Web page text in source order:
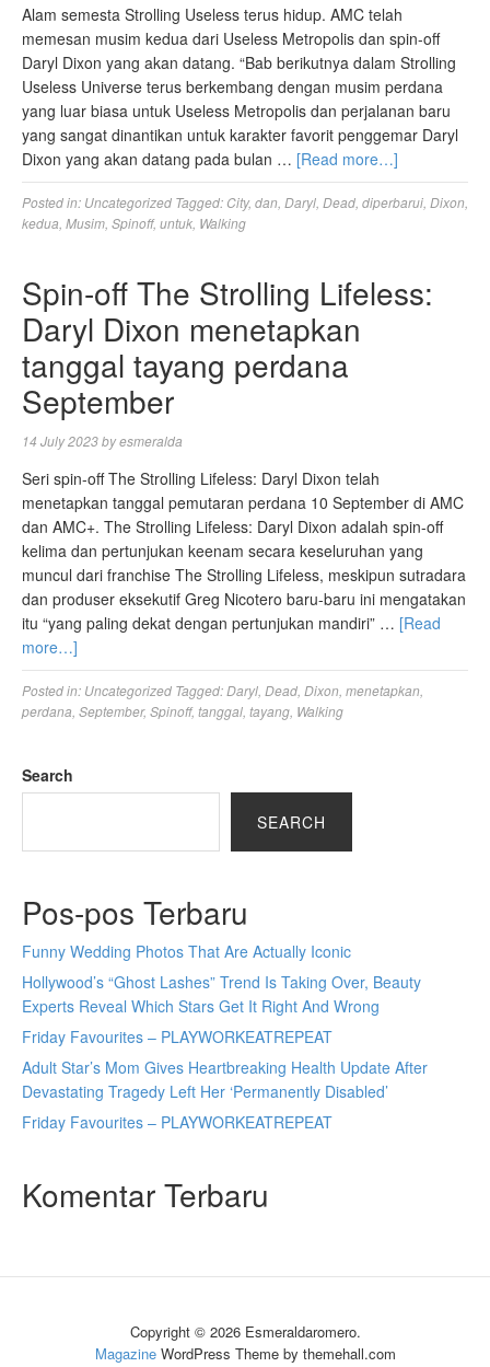
Alam semesta Strolling Useless terus hidup. AMC telah
memesan musim kedua dari Useless Metropolis dan spin-off
Daryl Dixon yang akan datang. “Bab berikutnya dalam Strolling
Useless Universe terus berkembang dengan musim perdana
yang luar biasa untuk Useless Metropolis dan perjalanan baru
yang sangat dinantikan untuk karakter favorit penggemar Daryl
Dixon yang akan datang pada bulan … [Read more…]
Posted in: Uncategorized Tagged: City, dan Daryl Dead diperbarui Dixon
kedua Musim Spinoff, untuk Walking
Spin-off The Strolling Lifeless:
Daryl Dixon menetapkan
tanggal tayang perdana
September
14 July 2023byesmeralda
Seri spin-off The Strolling Lifeless: Daryl Dixon telah
menetapkan tanggal pemutaran perdana 10 September di AMC
dan AMC+. The Strolling Lifeless: Daryl Dixon adalah spin-off
kelima dan pertunjukan keenam secara keseluruhan yang
muncul dari franchise The Strolling Lifeless, meskipun sutradara
dan produser eksekutif Greg Nicotero baru-baru ini mengatakan
itu “yang paling dekat dengan pertunjukan mandiri” … [Read
more…]
Posted in: Uncategorized Tagged:Daryl Dead Dixon menetapkan
perdana September, Spinoff, tanggal tayang Walking
Search
SEARCH
Pos-pos Terbaru
Funny Wedding Photos That Are Actually Iconic
Hollywood’s “Ghost Lashes” Trend Is Taking Over, Beauty
Experts Reveal Which Stars Get It Right And Wrong
Friday Favourites – PLAYWORKEATREPEAT
Adult Star’s Mom Gives Heartbreaking Health Update After
Devastating Tragedy Left Her ‘Permanently Disabled’
Friday Favourites – PLAYWORKEATREPEAT
Komentar Terbaru
Copyright © 2026 Esmeraldaromero.
MagazineWordPress Theme by themehall.com